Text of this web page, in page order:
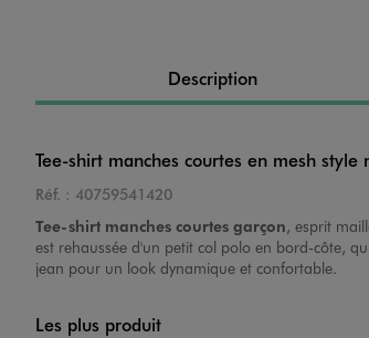
Description
Tee-shirt manches courtes en mesh
Réf. : 40759541420
Tee-shirt manches courtes garçon, esprit
est rehaussée d'un petit col polo en bord-côte,
jean pour un look dynamique et confortable.
Les plus produit